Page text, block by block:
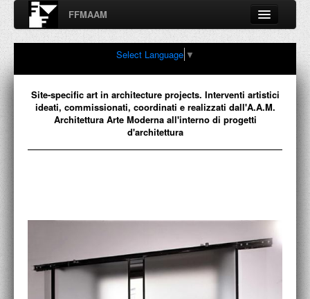
FFMAAM
Fondo Francesco Moschini
A.A.M. Architettura Arte Moderna
Percorsi, nodi, sconfinamenti e contaminazioni tra Arte,
FFMAAM
VIDEO
Select Language ▼
Site-specific art in architecture projects. Interventi artistici
ideati, commissionati, coordinati e realizzati dall'A.A.M.
Architettura Arte Moderna all'interno di progetti
d'architettura